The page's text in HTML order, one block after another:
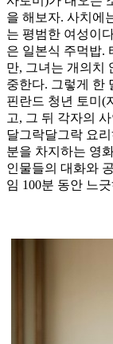
을 해보자. 사치에
는 평범한 여성이
은 일본식 주먹밥.
만, 그녀는 개의치
중한다. 그렇게 한
핀란드 청년 토미(
고, 그 뒤 각자의
달그락달그락 요
분을 차지하는 영
인물들의 대화와
임 100분 동안 느